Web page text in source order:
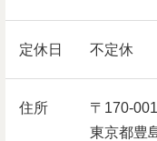
定休日 不定休
住所
〒170-
東京都豊